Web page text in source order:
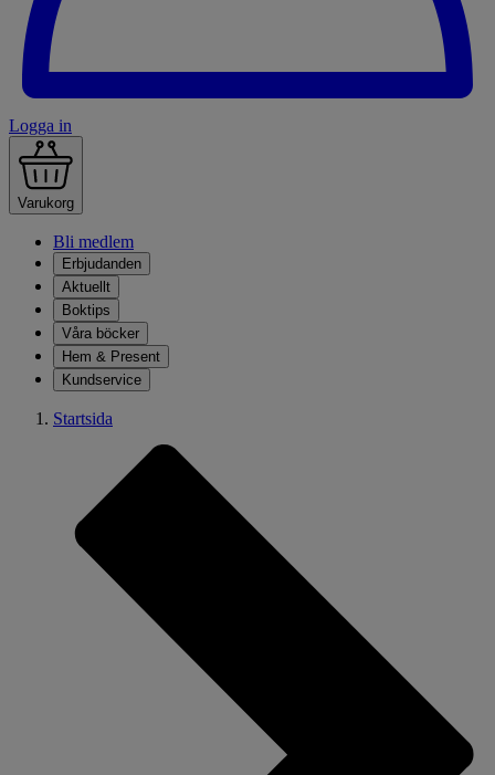
Logga in
Varukorg
Bli medlem
Erbjudanden
Aktuellt
Boktips
Våra böcker
Hem & Present
Kundservice
Startsida